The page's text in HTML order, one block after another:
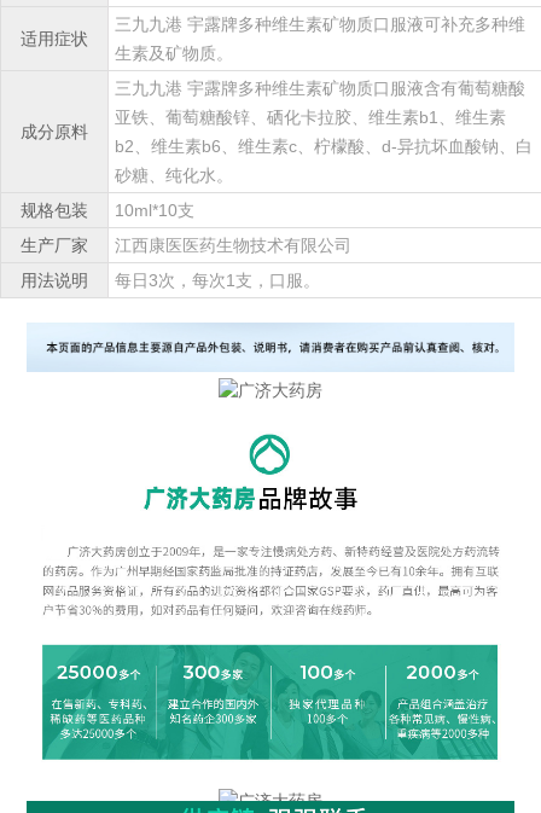
适用症状
三九九港 宇露牌多种维生素矿物质口服液可补充多种维
生素及矿物质。
成分原料
三九九港 宇露牌多种维生素矿物质口服液含有葡萄糖酸
亚铁、葡萄糖酸锌、硒化卡拉胶、维生素b1、维生素
b2、维生素b6、维生素c、柠檬酸、d-异抗坏血酸钠、白
砂糖、纯化水。
规格包装
10ml*10支
生产厂家
江西康医医药生物技术有限公司
用法说明
每日3次，每次1支，口服。